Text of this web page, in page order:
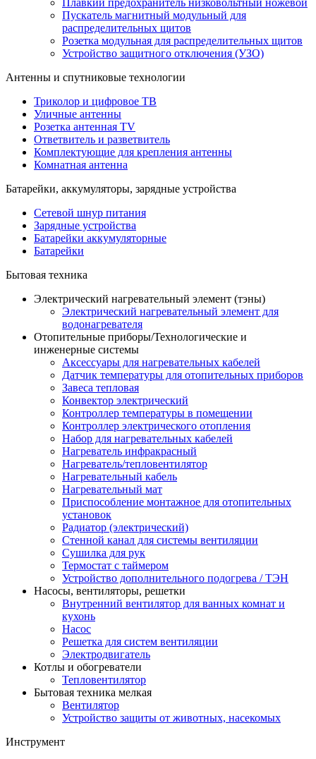
Плавкий предохранитель низковольтный ножевой
Пускатель магнитный модульный для
распределительных щитов
Розетка модульная для распределительных щитов
Устройство защитного отключения (УЗО)
Антенны и спутниковые технологии
Триколор и цифровое ТВ
Уличные антенны
Розетка антенная TV
Ответвитель и разветвитель
Комплектующие для крепления антенны
Комнатная антенна
Батарейки, аккумуляторы, зарядные устройства
Сетевой шнур питания
Зарядные устройства
Батарейки аккумуляторные
Батарейки
Бытовая техника
Электрический нагревательный элемент (тэны)
Электрический нагревательный элемент для
водонагревателя
Отопительные приборы/Технологические и
инженерные системы
Аксессуары для нагревательных кабелей
Датчик температуры для отопительных приборов
Завеса тепловая
Конвектор электрический
Контроллер температуры в помещении
Контроллер электрического отопления
Набор для нагревательных кабелей
Нагреватель инфракрасный
Нагреватель/тепловентилятор
Нагревательный кабель
Нагревательный мат
Приспособление монтажное для отопительных
установок
Радиатор (электрический)
Стенной канал для системы вентиляции
Сушилка для рук
Термостат с таймером
Устройство дополнительного подогрева / ТЭН
Насосы, вентиляторы, решетки
Внутренний вентилятор для ванных комнат и
кухонь
Насос
Решетка для систем вентиляции
Электродвигатель
Котлы и обогреватели
Тепловентилятор
Бытовая техника мелкая
Вентилятор
Устройство защиты от животных, насекомых
Инструмент